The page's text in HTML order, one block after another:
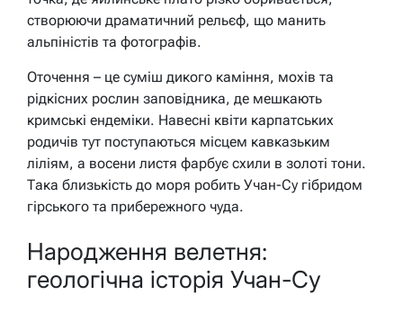
створюючи драматичний рельєф, що манить
альпіністів та фотографів.
Оточення – це суміш дикого каміння, мохів та
рідкісних рослин заповідника, де мешкають
кримські ендеміки. Навесні квіти карпатських
родичів тут поступаються місцем кавказьким
ліліям, а восени листя фарбує схили в золоті тони.
Така близькість до моря робить Учан-Су гібридом
гірського та прибережного чуда.
Народження велетня:
геологічна історія Учан-Су